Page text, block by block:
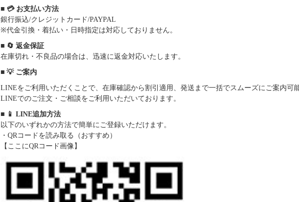
■ 💳 お支払い方法
銀行振込/クレジットカード/PAYPAL
※代金引換・着払い・日時指定は対応しておりません。
■ 🔄 返金保証
在庫切れ・不良品の場合は、迅速に返金対応いたします。
■ 💡 ご案内
LINEをご利用いただくことで、在庫確認から割引適用、発送まで一括でスムーズにご案内可
LINEでのご注文・ご相談をご利用いただいております。
■ 📱 LINE追加方法
以下のいずれかの方法で簡単にご登録いただけます。
・QRコードを読み取る（おすすめ）
【ここにQRコード画像】